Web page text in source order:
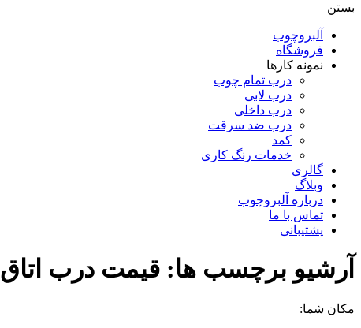
بستن
آلبروچوب
فروشگاه
نمونه کارها
درب تمام چوب
درب لابی
درب داخلی
درب ضد سرقت
کمد
خدمات رنگ کاری
گالری
وبلاگ
درباره آلبروچوب
تماس با ما
پشتیبانی
آرشیو برچسب ها: قيمت درب اتاق
مکان شما: